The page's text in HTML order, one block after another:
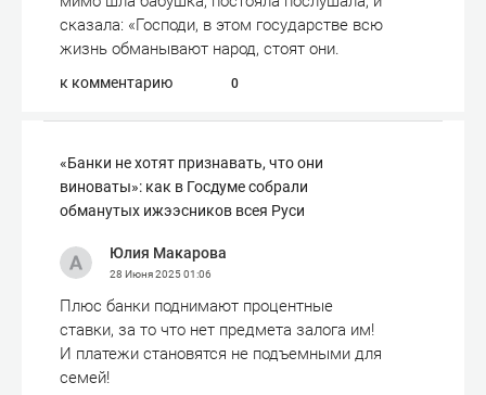
сказала: «Господи, в этом государстве всю
жизнь обманывают народ, стоят они.
к комментарию 0
«Банки не хотят признавать, что они
виноваты»: как в Госдуме собрали
обманутых ижээсников всея Руси
Юлия Макарова
28 Июня 202501:06
Плюс банки поднимают процентные
ставки, за то что нет предмета залога им!
И платежи становятся не подъемными для
семей!